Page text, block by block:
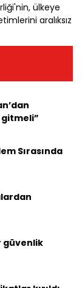
ülkeye
aralıksız
Sırasında
güvenlik